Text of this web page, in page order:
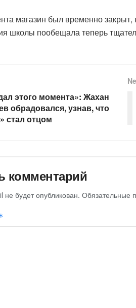
магазин был временно
школы пообещала теперь
этого момента»: Жахан
обрадовался, узнав, что
стал отцом
комментарий
будет опубликован. Обязательные